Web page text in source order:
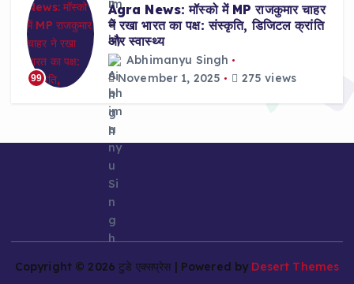
99
Agra News: मॉस्को में MP राजकुमार चाहर
ने रखा भारत का पक्ष: संस्कृति, डिजिटल क्रांति
और स्वास्थ्य
Abhimanyu Singh
November 1, 2025
275 views
Copyright © 2026 टुडे एक्सप्रेस | Powered by Desert Themes